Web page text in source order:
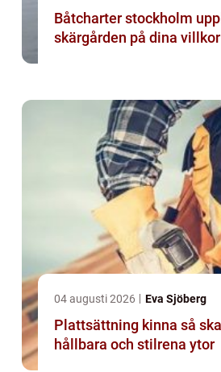
Båtcharter stockholm upplev
skärgården på dina villkor
04 augusti 2026 Eva Sjöberg
Plattsättning kinna så skapar du
hållbara och stilrena ytor